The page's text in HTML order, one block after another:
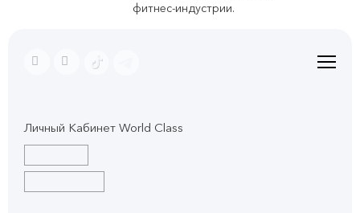
фитнес-индустрии.
Личный Кабинет World Class